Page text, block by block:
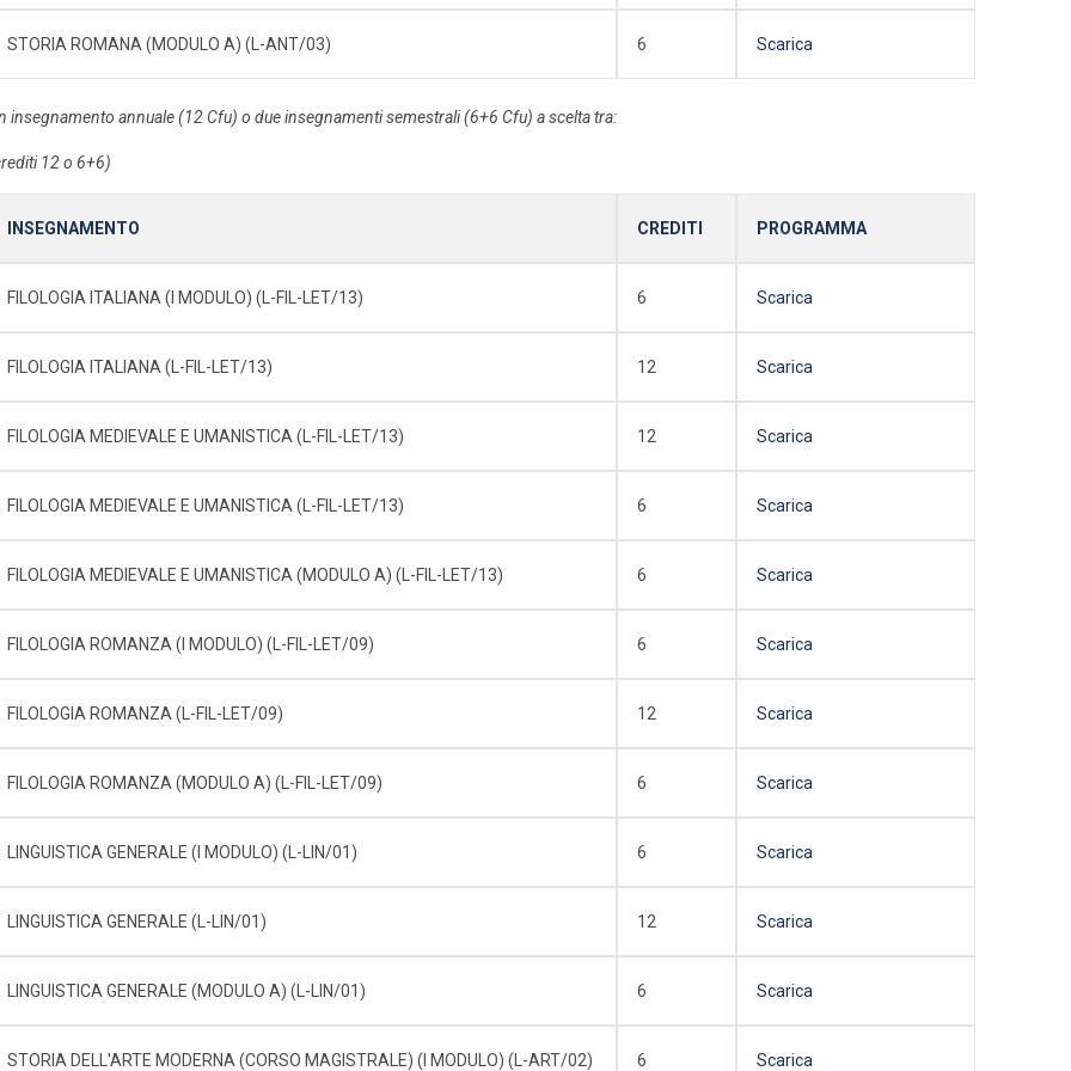
STORIA ROMANA (MODULO A) (L-ANT/03) 6 Scarica
insegnamento annuale (12 Cfu) o due insegnamenti semestrali (6+6 Cfu) a scelta tra:
12 o 6+6)
INSEGNAMENTO CREDITI PROGRAMMA
FILOLOGIA ITALIANA (I MODULO) (L-FIL-LET/13) 6 Scarica
FILOLOGIA ITALIANA (L-FIL-LET/13) 12 Scarica
FILOLOGIA MEDIEVALE E UMANISTICA (L-FIL-LET/13) 12 Scarica
FILOLOGIA MEDIEVALE E UMANISTICA (L-FIL-LET/13) 6 Scarica
FILOLOGIA MEDIEVALE E UMANISTICA (MODULO A) (L-FIL-LET/13) 6 Scarica
FILOLOGIA ROMANZA (I MODULO) (L-FIL-LET/09) 6 Scarica
FILOLOGIA ROMANZA (L-FIL-LET/09) 12 Scarica
FILOLOGIA ROMANZA (MODULO A) (L-FIL-LET/09) 6 Scarica
LINGUISTICA GENERALE (I MODULO) (L-LIN/01) 6 Scarica
LINGUISTICA GENERALE (L-LIN/01) 12 Scarica
LINGUISTICA GENERALE (MODULO A) (L-LIN/01) 6 Scarica
STORIA DELL'ARTE MODERNA (CORSO MAGISTRALE) (I MODULO) (L-ART/02) 6 Scarica